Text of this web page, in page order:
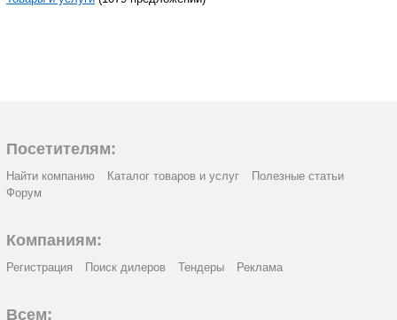
Посетителям:
Найти компанию Каталог товаров и услуг
Полезные статьи
Форум
Компаниям:
Регистрация Поиск дилеров Тендеры Реклама
Всем: